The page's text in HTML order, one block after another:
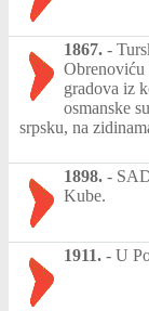
1867. -
Obrenoviću
gradova iz
osmanske
srpsku, na
1898. -
Kube.
1911. - U